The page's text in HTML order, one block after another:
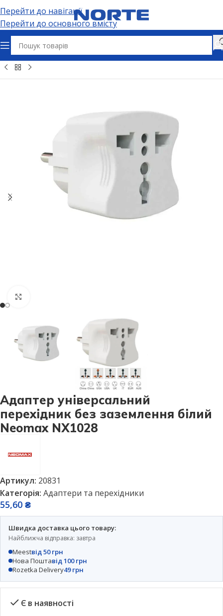
Перейти до навігації
Перейти до основного вмісту
розʼєми та адаптери Адаптери та перехідники
Адаптер універсальний
перехідник без заземлення білий
Neomax NX1028
Артикул: 20831
Категорія: Адаптери та перехідники
55,60 ₴
Швидка доставка цього товару:
Найближча відправка: завтра
Meestвід 50 грн
Нова Поштавід 100 грн
Rozetka Delivery49 грн
Є в наявності